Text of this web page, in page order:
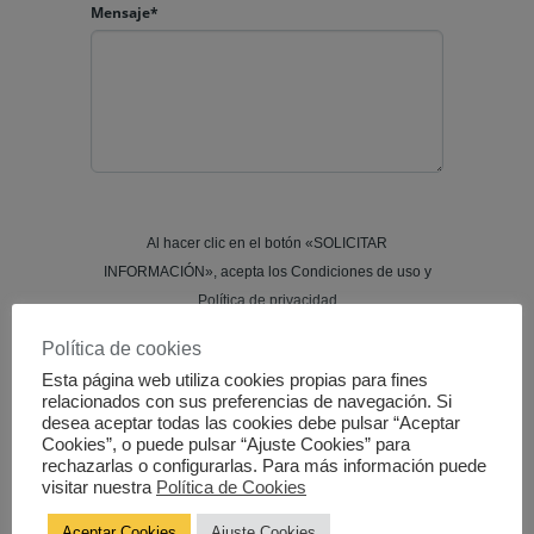
Mensaje*
Al hacer clic en el botón «SOLICITAR
INFORMACIÓN», acepta los Condiciones de uso y
Política de privacidad
SOLICITAR INFORMACIÓN
Política de cookies
Esta página web utiliza cookies propias para fines
relacionados con sus preferencias de navegación. Si
desea aceptar todas las cookies debe pulsar “Aceptar
Cookies”, o puede pulsar “Ajuste Cookies” para
rechazarlas o configurarlas. Para más información puede
visitar nuestra Política de Cookies